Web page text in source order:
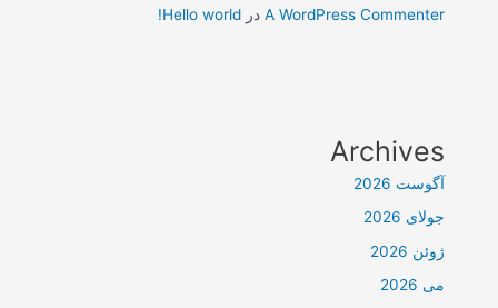
A WordPress Commenter درHello world!
Archives
آگوست 2026
جولای 2026
ژوئن 2026
می 2026